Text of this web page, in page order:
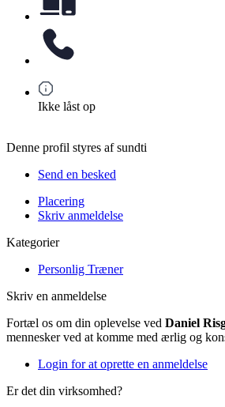
Ikke låst op
Denne profil styres af sundti
Send en besked
Placering
Skriv anmeldelse
Kategorier
Personlig Træner
Skriv en anmeldelse
Fortæl os om din oplevelse ved Daniel
mennesker ved at komme med ærlig og
Login for at oprette en anmeldelse
Er det din virksomhed?